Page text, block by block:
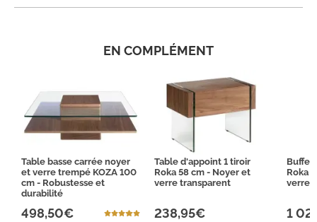
EN COMPLÉMENT
Table basse carrée noyer
et verre trempé KOZA 100
cm - Robustesse et
durabilité
498,50€
Table d'appoint 1 tiroir
Roka 58 cm - Noyer et
verre transparent
238,95€
Buffet
Roka
verre
1